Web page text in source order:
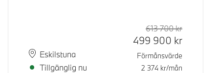
PlatsEskilstuna
Leveranstid
Tillgänglig nu
Rek. ord
613 700kr
499 900 kr
Förmånsvärde
2 374 kr/mån